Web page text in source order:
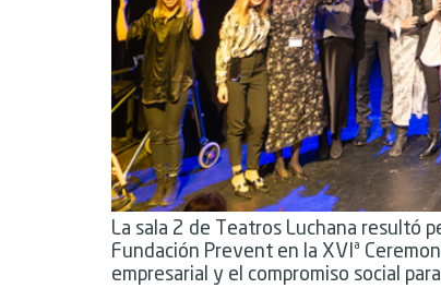
La sala 2 de Teatros Luchana resultó
Fundación Prevent en la XVIª
empresarial y el compromiso social